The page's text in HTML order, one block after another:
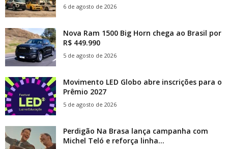
6 de agosto de 2026
Nova Ram 1500 Big Horn chega ao Brasil por
R$ 449.990
5 de agosto de 2026
Movimento LED Globo abre inscrições para o
Prêmio 2027
5 de agosto de 2026
Perdigão Na Brasa lança campanha com
Michel Teló e reforça linha...